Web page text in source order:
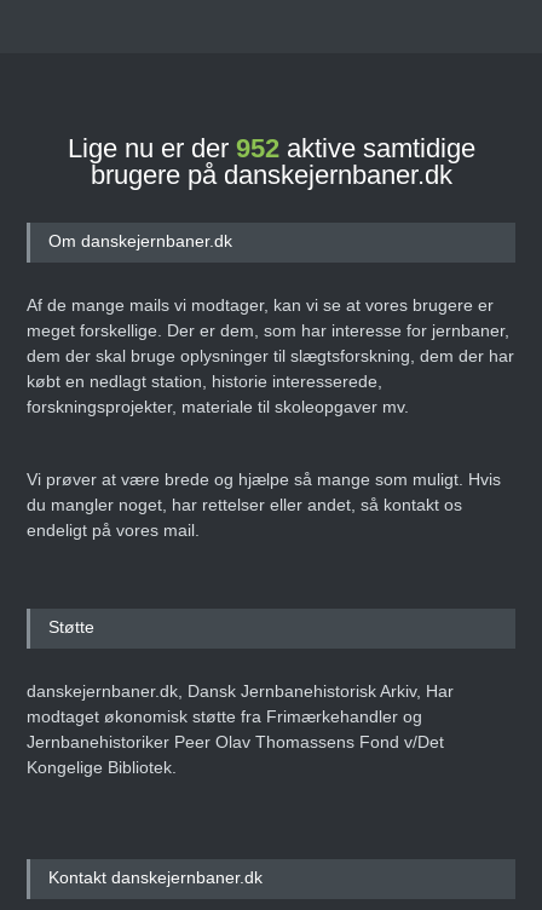
Lige nu er der 952aktive samtidige
brugere på danskejernbaner.dk
Om danskejernbaner.dk
Af de mange mails vi modtager, kan vi se at vores brugere er
meget forskellige. Der er dem, som har interesse for jernbaner,
dem der skal bruge oplysninger til slægtsforskning, dem der har
købt en nedlagt station, historie interesserede,
forskningsprojekter, materiale til skoleopgaver mv.
Vi prøver at være brede og hjælpe så mange som muligt. Hvis
du mangler noget, har rettelser eller andet, så kontakt os
endeligt på vores mail.
Støtte
danskejernbaner.dk, Dansk Jernbanehistorisk Arkiv, Har
modtaget økonomisk støtte fra Frimærkehandler og
Jernbanehistoriker Peer Olav Thomassens Fond v/Det
Kongelige Bibliotek.
Kontakt danskejernbaner.dk